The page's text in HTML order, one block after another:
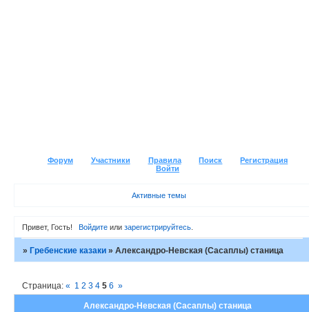
Форум Участники Правила Поиск
Регистрация
Войти
Активные темы
Привет, Гость! Войдитеили зарегистрируйтесь.
»Гребенские казаки »Александро-Невская (Сасаплы) станица
Александро-Невская (Сасаплы) станица
Страница:« 1 2 3 4 5 6 »